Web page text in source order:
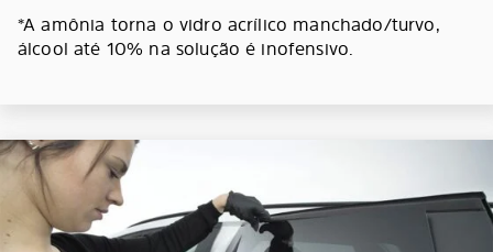
*A amônia torna o vidro acrílico manchado/turvo,
álcool até 10% na solução é inofensivo.